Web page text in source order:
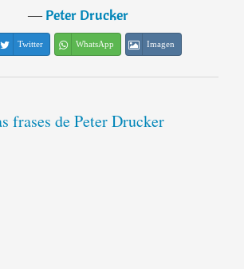
―Peter Drucker
Twitter WhatsApp Imagen
frases de Peter Drucker